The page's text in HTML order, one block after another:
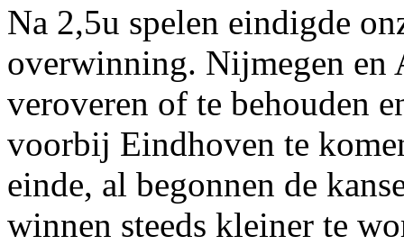
Na 2,5u spelen eindigde
overwinning. Nijmegen en
veroveren of te behouden
voorbij Eindhoven te
einde, al begonnen de
winnen steeds kleiner te